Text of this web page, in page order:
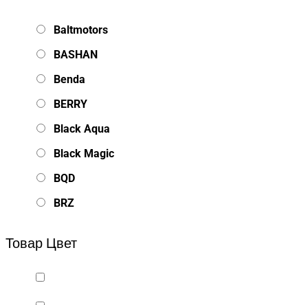
Baltmotors
BASHAN
Benda
BERRY
Black Aqua
Black Magic
BQD
BRZ
BSQ
Товар Цвет